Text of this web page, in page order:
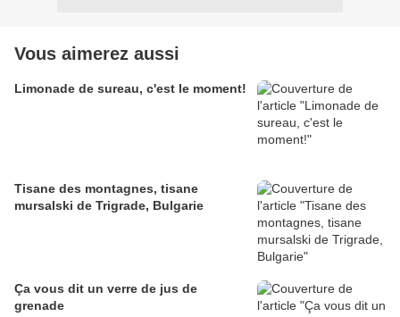
Vous aimerez aussi
Limonade de sureau, c'est le moment!
Tisane des montagnes, tisane
mursalski de Trigrade, Bulgarie
Ça vous dit un verre de jus de
grenade